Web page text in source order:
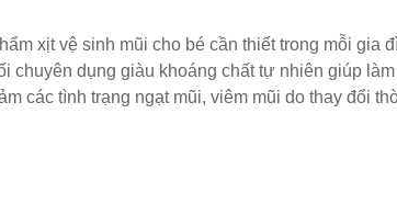
xịt vệ sinh mũi cho bé cần thiết trong mỗi gia
chuyên dụng giàu khoáng chất tự nhiên giúp
các tình trạng ngạt mũi, viêm mũi do thay đổi